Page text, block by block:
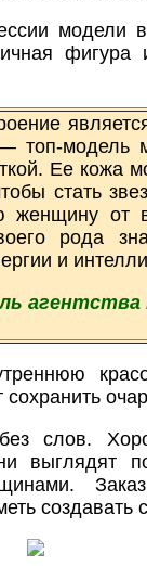
модели
топ-модель
Ее кожа
стать
женщину от
рода
и
агентства
слов.
выглядят